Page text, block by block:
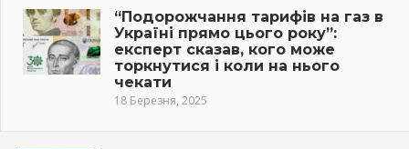
“Подорожчання тарифів на газ в
Україні прямо цього року”:
експерт сказав, кого може
торкнутися і коли на нього
чекати
18 Березня, 2025